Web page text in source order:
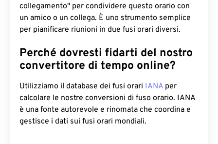
collegamento" per condividere questo orario con
un amico o un collega. È uno strumento semplice
per pianificare riunioni in due fusi orari diversi.
Perché dovresti fidarti del nostro
convertitore di tempo online?
Utilizziamo il database dei fusi orari IANA per
calcolare le nostre conversioni di fuso orario. IANA
è una fonte autorevole e rinomata che coordina e
gestisce i dati sui fusi orari mondiali.